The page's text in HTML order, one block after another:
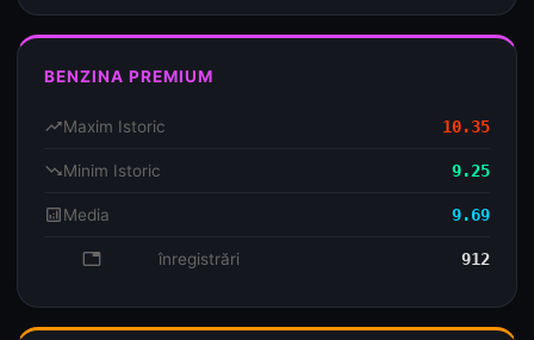
BENZINA PREMIUM
trending_upMaxim Istoric 10.35
trending_downMinim Istoric 9.25
analyticsMedia 9.69
database înregistrări 912